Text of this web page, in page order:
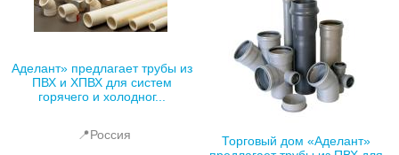
Аделант» предлагает трубы из
ПВХ и ХПВХ для систем
горячего и холодног...
📍Россия
Торговый дом «Аделант»